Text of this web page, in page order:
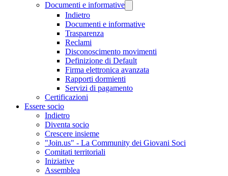
Documenti e informative
Indietro
Documenti e informative
Trasparenza
Reclami
Disconoscimento movimenti
Definizione di Default
Firma elettronica avanzata
Rapporti dormienti
Servizi di pagamento
Certificazioni
Essere socio
Indietro
Diventa socio
Crescere insieme
"Join.us" - La Community dei Giovani Soci
Comitati territoriali
Iniziative
Assemblea